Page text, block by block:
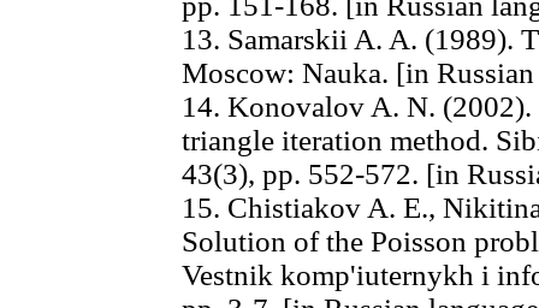
13. Samarskii A. A. (1989).
Moscow: Nauka. [in
14. Konovalov A. N.
triangle iteration method.
43(3), pp. 552-572. [in
15. Chistiakov A. E.,
Solution of the Poisson
Vestnik komp'iuternykh i